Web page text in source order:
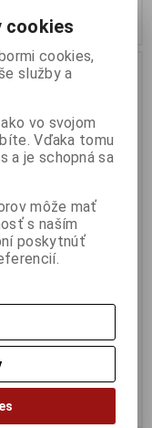
Pridať do košíka
BRONCO RTR
číslo:
1 ks
cookies
cookies,
služby a
vo svojom
Vďaka tomu
a je schopná sa
môže mať
s naším
poskytnúť